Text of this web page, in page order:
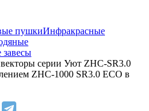
пушкиИнфракрасные
серии Уют ZHC-SR3.0
ZHC-1000 SR3.0 ECO в